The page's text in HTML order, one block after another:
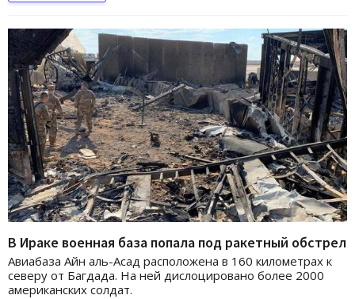
В Ираке военная база попала под ракетный обстрел
Авиабаза Айн аль-Асад расположена в 160 километрах к
северу от Багдада. На ней дислоцировано более 2000
американских солдат.